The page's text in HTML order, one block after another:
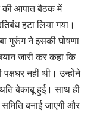
की आपात बैठक में
हटा लिया गया।
गुरूंग ने इसकी घोषणा
जारी कर कहा कि
नहीं थी। उन्होंने
बेकाबू हुई। साथ ही
बनाई जाएगी और